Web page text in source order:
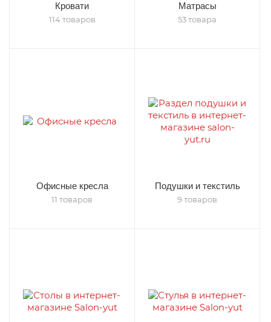
Кровати
114 товаров
Матрасы
53 товара
Офисные кресла
11 товаров
Подушки и текстиль
9 товаров